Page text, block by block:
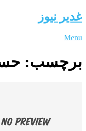
غدیر نیوز
Menu
برچسب: